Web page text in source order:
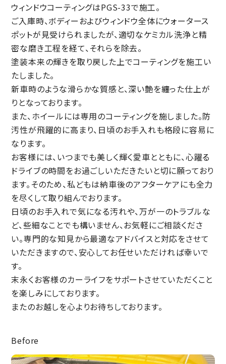
ウィンドウコーティングはPGS-33で施工。
ご入庫時、ボディーおよびウィンドウ全体にウォータース
ポットが見受けられましたが、適切なケミカル洗浄と精
密な磨き工程を経て、それらを除去。
塗装本来の輝きを取り戻した上でコーティングを施工い
たしました。
新車時のような滑らかな質感と、深い艶を纏った仕上が
りとなっております。
また、ホイールには専用のコーティングを施しました。防
汚性が飛躍的に高まり、日頃のお手入れも格段に容易に
なります。
お客様には、いつまでも美しく輝く愛車とともに、心躍る
ドライブの時間をお過ごしいただきたいと切に願っており
ます。そのため、私どもは納車後のアフターケアにも全力
を尽くして取り組んでおります。
日頃のお手入れで気になる汚れや、万が一のトラブルな
ど、些細なことでも構いません、お気軽にご相談くださ
い。専門的な知見から最適なアドバイスと対応をさせて
いただきますので、安心してお任せいただければ幸いで
す。
末永くお客様のカーライフをサポートさせていただくこと
を楽しみにしております。
またのお越しを心よりお待ちしております。
Before